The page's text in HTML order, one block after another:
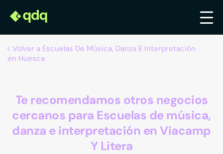
Volver a Escuelas De Música, Danza E Interpretación
en Huesca
Te recomendamos otros negocios
cercanos para Escuelas de música,
danza e interpretación en Viacamp
Y Litera